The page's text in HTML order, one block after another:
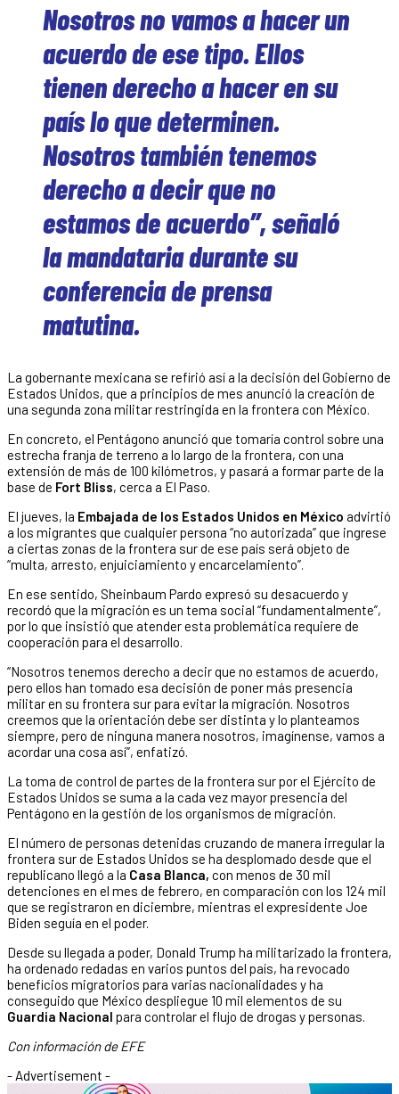
Nosotros no vamos a hacer un
acuerdo de ese tipo. Ellos
tienen derecho a hacer en su
país lo que determinen.
Nosotros también tenemos
derecho a decir que no
estamos de acuerdo”, señaló
la mandataria durante su
conferencia de prensa
matutina.
La gobernante mexicana se refirió así a la decisión del Gobierno de
Estados Unidos, que a principios de mes anunció la creación de
una segunda zona militar restringida en la frontera con México.
En concreto, el Pentágono anunció que tomaría control sobre una
estrecha franja de terreno a lo largo de la frontera, con una
extensión de más de 100 kilómetros, y pasará a formar parte de la
base de Fort Bliss, cerca a El Paso.
El jueves, la Embajada de los Estados Unidos en México advirtió
a los migrantes que cualquier persona “no autorizada” que ingrese
a ciertas zonas de la frontera sur de ese país será objeto de
“multa, arresto, enjuiciamiento y encarcelamiento”.
En ese sentido, Sheinbaum Pardo expresó su desacuerdo y
recordó que la migración es un tema social “fundamentalmente”,
por lo que insistió que atender esta problemática requiere de
cooperación para el desarrollo.
“Nosotros tenemos derecho a decir que no estamos de acuerdo,
pero ellos han tomado esa decisión de poner más presencia
militar en su frontera sur para evitar la migración. Nosotros
creemos que la orientación debe ser distinta y lo planteamos
siempre, pero de ninguna manera nosotros, imagínense, vamos a
acordar una cosa así”, enfatizó.
La toma de control de partes de la frontera sur por el Ejército de
Estados Unidos se suma a la cada vez mayor presencia del
Pentágono en la gestión de los organismos de migración.
El número de personas detenidas cruzando de manera irregular la
frontera sur de Estados Unidos se ha desplomado desde que el
republicano llegó a la Casa Blanca, con menos de 30 mil
detenciones en el mes de febrero, en comparación con los 124 mil
que se registraron en diciembre, mientras el expresidente Joe
Biden seguía en el poder.
Desde su llegada a poder, Donald Trump ha militarizado la frontera,
ha ordenado redadas en varios puntos del país, ha revocado
beneficios migratorios para varias nacionalidades y ha
conseguido que México despliegue 10 mil elementos de su
Guardia Nacional para controlar el flujo de drogas y personas.
Con información de EFE
- Advertisement -